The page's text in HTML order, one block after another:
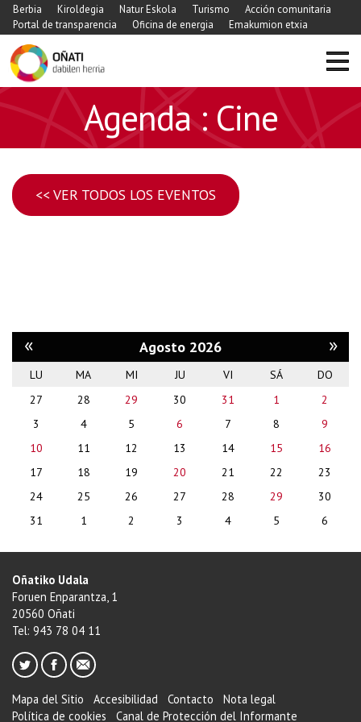
Berbia Kiroldegia Natur Eskola Turismo
Acción comunitaria
Portal de transparencia
Oficina de energia Emakumion etxia
Agenda : Cine
<< VER TODOS LOS EVENTOS
« Agosto 2026 »
month-
LU MA MI JU VI SÁ
DO
27
28 29 30 31 1
2
3
4 5 6 7 8
9
10
11 12 13 14 15
16
17
18 19 20 21 22
23
24
25 26 27 28 29
30
31
1 2 3 4 5 6
Oñatiko Udala
Foruen Enparantza, 1
20560 Oñati
Tel: 943 78 04 11
Mapa del Sitio Accesibilidad Contacto
Nota legal
Política de cookies
Canal de Protección del Informante